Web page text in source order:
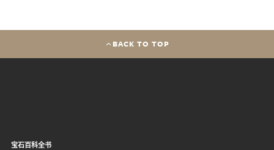
BACK TO TOP
宝石百科全书